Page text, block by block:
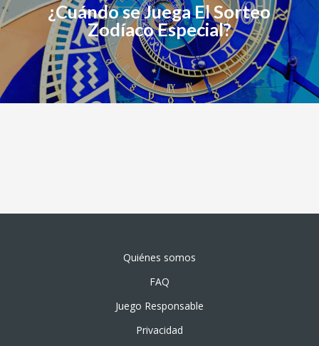
¿Cuándo se Juega El Sorteo
Zodíaco Especial?
Quiénes somos
FAQ
Juego Responsable
Privacidad